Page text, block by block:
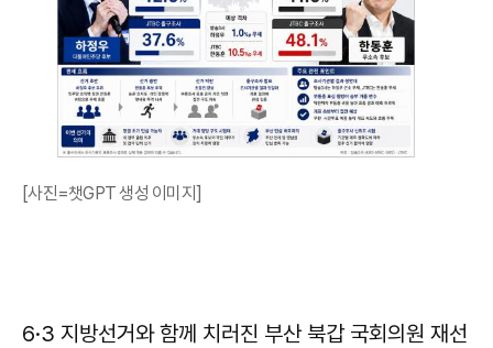
[사진=챗GPT 생성 이미지]
6·3 지방선거와 함께 치러진 부산 북갑 국회의원 재선